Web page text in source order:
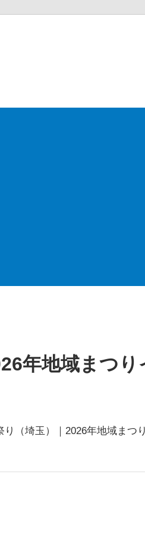
年地域まつり
り（埼玉）｜2026年地域まつ